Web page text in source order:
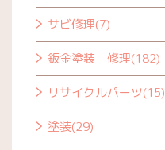
サビ修理(7)
鈑金塗装 修理(182)
リサイクルパーツ(15)
塗装(29)